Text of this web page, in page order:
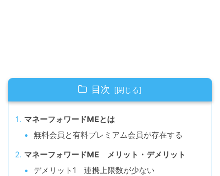
目次
マネーフォワードMEとは
無料会員と有料プレミアム会員が存在する
マネーフォワードME メリット・デメリット
デメリット1 連携上限数が少ない